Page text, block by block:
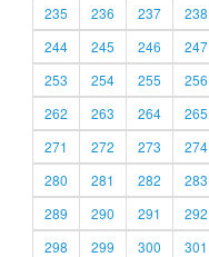
235
236 237 238
244
245 246 247
253
254 255 256
262
263 264 265
271
272 273 274
280
281 282 283
289
290 291 292
298
299 300 301